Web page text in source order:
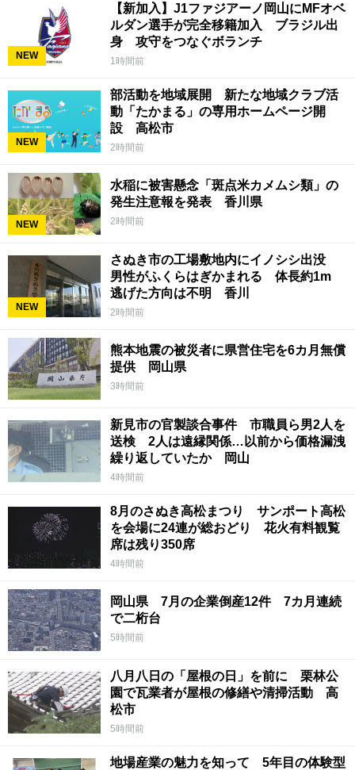
NEW
【新加入】J1ファジアーノ岡山にMFオベ
ルダン選手が完全移籍加入 ブラジル出
身 攻守をつなぐボランチ
1時間前
NEW
部活動を地域展開 新たな地域クラブ活
動「たかまる」の専用ホームページ開
設 高松市
2時間前
NEW
水稲に被害懸念「斑点米カメムシ類」の
発生注意報を発表 香川県
2時間前
NEW
さぬき市の工場敷地内にイノシシ出没
男性がふくらはぎかまれる 体長約1m
逃げた方向は不明 香川
2時間前
熊本地震の被災者に県営住宅を6カ月無償
提供 岡山県
3時間前
新見市の官製談合事件 市職員ら男2人を
送検 2人は遠縁関係…以前から価格漏洩
繰り返していたか 岡山
4時間前
8月のさぬき高松まつり サンポート高松
を会場に24連が総おどり 花火有料観覧
席は残り350席
4時間前
岡山県 7月の企業倒産12件 7カ月連続
で二桁台
5時間前
八月八日の「屋根の日」を前に 栗林公
園で瓦業者が屋根の修繕や清掃活動 高
松市
5時間前
地場産業の魅力を知って 5年目の体験型